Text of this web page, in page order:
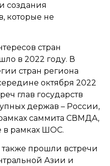
создания
которые не
стран
в 2022 году. В
стран региона
октября 2022
глав государств
держав – России,
саммита СВМДА,
в рамках ШОС.
прошли встречи
Азии и